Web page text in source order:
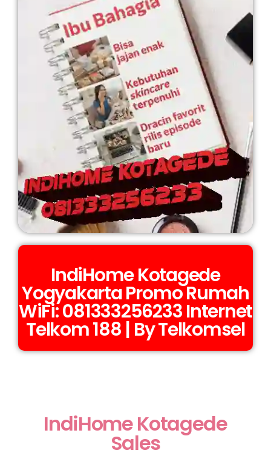
IndiHome Kotagede
Yogyakarta Promo Rumah
WiFi: 081333256233 Internet
Telkom 188 | By Telkomsel
IndiHome Kotagede
Sales